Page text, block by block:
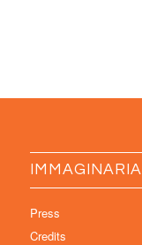
IMMAGINARIA
Press
Credits